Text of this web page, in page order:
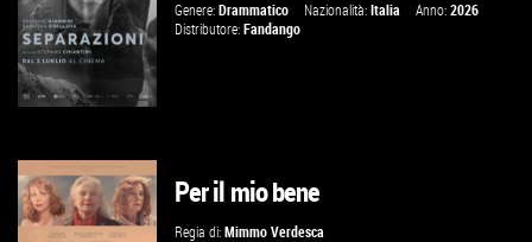
GUARDA IL TRAILER
Genere:Drammatico Nazionalità:Italia Anno:2026
Distributore:Fandango
Per il mio bene
Regia di:Mimmo Verdesca